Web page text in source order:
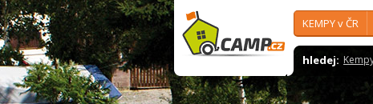
KEMPY v ČR
hledej: